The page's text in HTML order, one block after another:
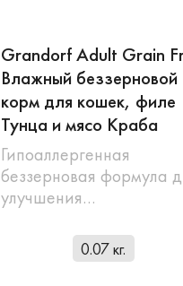
Grandorf Adult Grain
Влажный беззерновой
корм для кошек, филе
Тунца и мясо Краба
Гипоаллергенная
беззерновая формула
улучшения…
0.07 кг.